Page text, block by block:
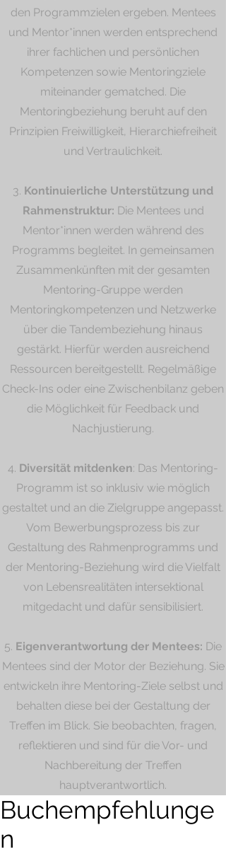
den Programmzielen ergeben. Mentees
und Mentor*innen werden entsprechend
ihrer fachlichen und persönlichen
Kompetenzen sowie Mentoringziele
miteinander gematched. Die
Mentoringbeziehung beruht auf den
Prinzipien Freiwilligkeit, Hierarchiefreiheit
und Vertraulichkeit.
3. Kontinuierliche Unterstützung und
Rahmenstruktur: Die Mentees und
Mentor*innen werden während des
Programms begleitet. In gemeinsamen
Zusammenkünften mit der gesamten
Mentoring-Gruppe werden
Mentoringkompetenzen und Netzwerke
über die Tandembeziehung hinaus
gestärkt. Hierfür werden ausreichend
Ressourcen bereitgestellt. Regelmäßige
Check-Ins oder eine Zwischenbilanz geben
die Möglichkeit für Feedback und
Nachjustierung.
4. Diversität mitdenken: Das Mentoring-
Programm ist so inklusiv wie möglich
gestaltet und an die Zielgruppe angepasst.
Vom Bewerbungsprozess bis zur
Gestaltung des Rahmenprogramms und
der Mentoring-Beziehung wird die Vielfalt
von Lebensrealitäten intersektional
mitgedacht und dafür sensibilisiert.
5. Eigenverantwortung der Mentees: Die
Mentees sind der Motor der Beziehung. Sie
entwickeln ihre Mentoring-Ziele selbst und
behalten diese bei der Gestaltung der
Treffen im Blick. Sie beobachten, fragen,
reflektieren und sind für die Vor- und
Nachbereitung der Treffen
hauptverantwortlich.
Buchempfehlunge
n